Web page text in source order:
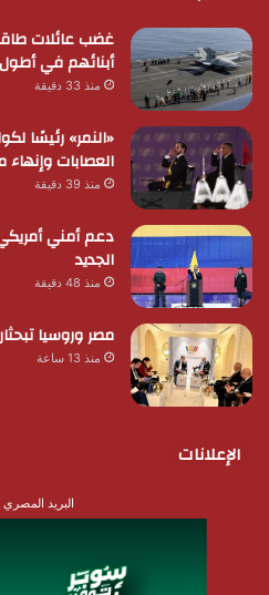
غضب عائلات
أبنائهم في أطول
منذ 33 دقيقة
«النمر» رئيسًا
العصابات
منذ 39 دقيقة
دعم أمني
الجديد
منذ 48 دقيقة
مصر وروسيا
منذ 13 ساعة
الإعلانات
البريد المصري 2026